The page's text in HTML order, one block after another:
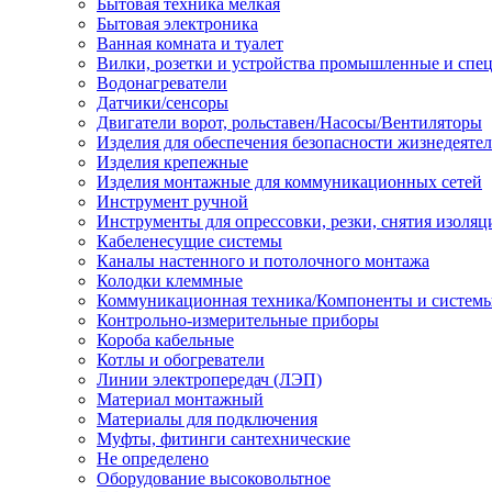
Бытовая техника мелкая
Бытовая электроника
Ванная комната и туалет
Вилки, розетки и устройства промышленные и
Водонагреватели
Датчики/сенсоры
Двигатели ворот, рольставен/Насосы/Вентиляторы
Изделия для обеспечения безопасности
Изделия крепежные
Изделия монтажные для коммуникационных сетей
Инструмент ручной
Инструменты для опрессовки, резки, снятия
Кабеленесущие системы
Каналы настенного и потолочного монтажа
Колодки клеммные
Коммуникационная техника/Компоненты и
Контрольно-измерительные приборы
Короба кабельные
Котлы и обогреватели
Линии электропередач (ЛЭП)
Материал монтажный
Материалы для подключения
Муфты, фитинги сантехнические
Не определено
Оборудование высоковольтное